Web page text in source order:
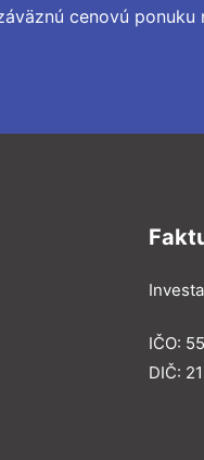
cenovú
IČO:
DIČ: